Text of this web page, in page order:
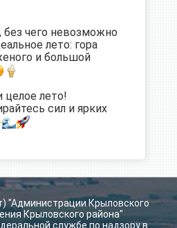
чего невозможно
лето: гора
и большой
целое лето!
сил и ярких
"Администрации Крыловского
Крыловского района"
службе по надзору в